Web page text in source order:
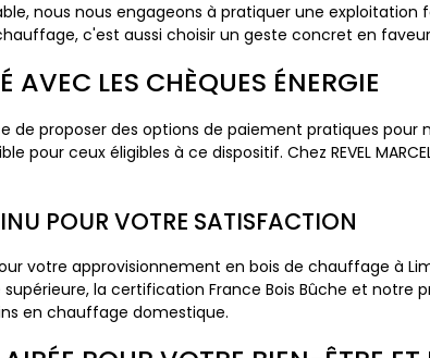
nous nous engageons à pratiquer une
c'est aussi choisir un geste concret en
AVEC LES CHÈQUES ÉNERGIE
de proposer des options de paiement pratiques
pour ceux éligibles à ce dispositif. Chez REVEL
POUR VOTRE SATISFACTION
pour votre approvisionnement en bois de chauffage
la certification France Bois Bûche et
en chauffage domestique.